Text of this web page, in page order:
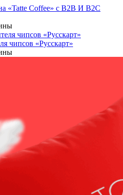
«Tatte Coffee» с B2B И B2C
чипсов «Русскарт»